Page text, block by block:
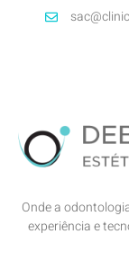
Onde a
experiência e